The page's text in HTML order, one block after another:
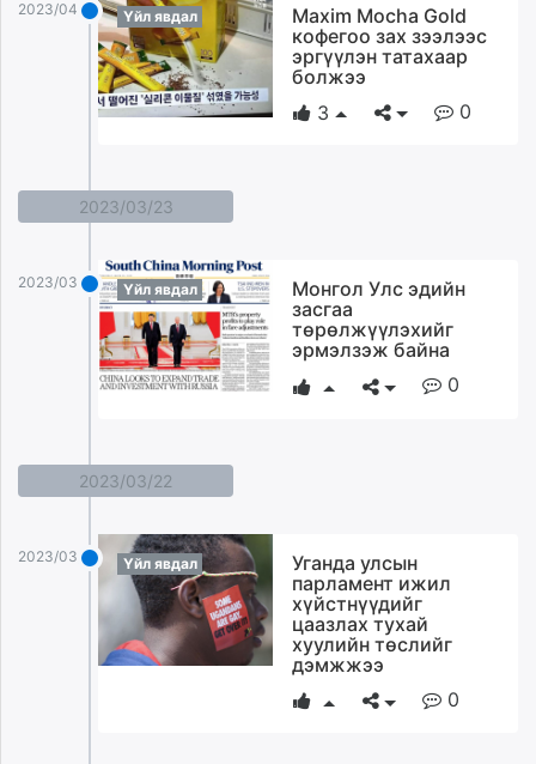
2023/04/05 Үйл явдал
Maxim Mocha Gold
кофегоо зах зээлээс
эргүүлэн татахаар
болжээ
3
0
2023/03/23
2023/03/23 Үйл явдал
Монгол Улс эдийн
засгаа
төрөлжүүлэхийг
эрмэлзэж байна
0
2023/03/22
2023/03/22 Үйл явдал
Уганда улсын
парламент ижил
хүйстнүүдийг
цаазлах тухай
хуулийн төслийг
дэмжжээ
0